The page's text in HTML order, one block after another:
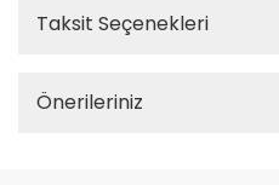
Taksit Seçenekleri
Önerileriniz